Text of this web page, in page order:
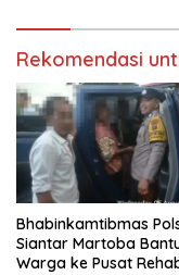
Rekomendasi
Bhabinkamtibmas
Siantar Martoba
Warga ke Pusat